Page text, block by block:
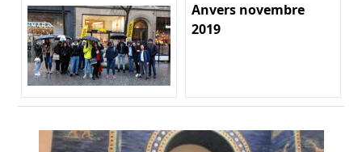
Anvers novembre
2019